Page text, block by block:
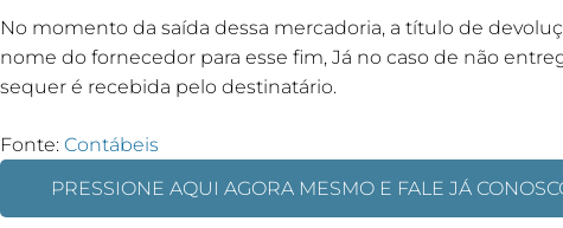
No momento da saída dessa mercadoria, a título de
nome do fornecedor para esse fim, Já no caso de não
sequer é recebida pelo destinatário.
Fonte: Contábeis
PRESSIONE AQUI AGORA MESMO E FALE JÁ